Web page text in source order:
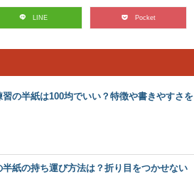
LINE Pocket
習の半紙は100均でいい？特徴や書きやすさを
半紙の持ち運び方法は？折り目をつかせない